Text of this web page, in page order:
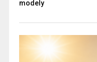
modely